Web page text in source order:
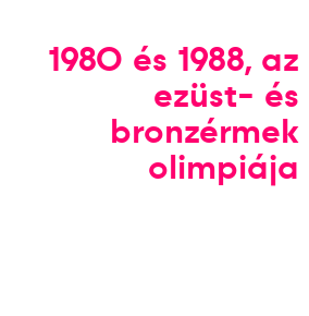
1980 és 1988, az
ezüst- és
bronzérmek
olimpiája